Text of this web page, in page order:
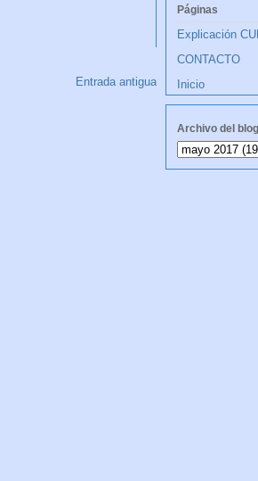
Entrada antigua
Páginas
Explicación
CONTACTO
Inicio
Archivo del blog